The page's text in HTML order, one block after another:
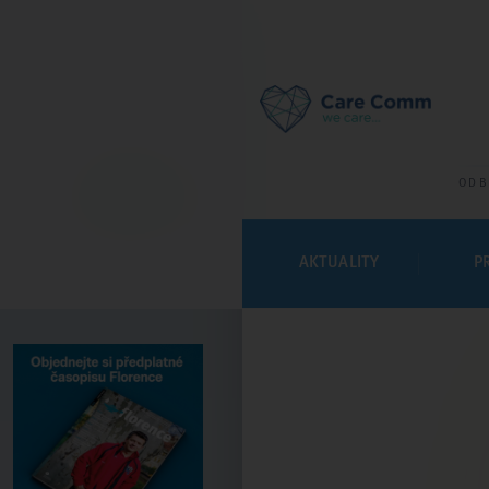
AKTUALITY